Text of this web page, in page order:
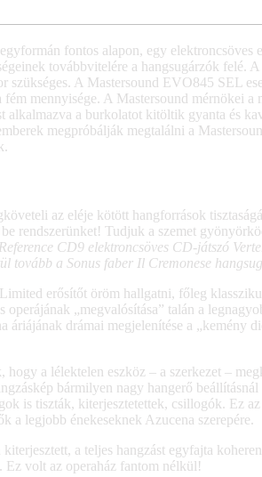
fontos alapon, egy
továbbvitelére a hangsugárzók
szükséges. A Mastersound EVO845 SEL
mennyisége. A Mastersound mérnökei
alkalmazva a burkolatot kitöltik gyanta és
megpróbálják megtalálni a
az eléje kötött hangforrások
rendszerünket! Tudjuk a szemet
CD9 elektroncsöves CD-játszó
tovább a Sonus faber Il Cremonese
erősítőt öröm hallgatni, főleg
„megvalósítása” talán a
áriájának drámai megjelenítése a „kemény
a lélektelen eszköz – a szerkezet –
bármilyen nagy hangerő
is tiszták, kiterjesztetettek, csillogók.
a legjobb énekeseknek Azucena szerepére.
a teljes hangzást egyfajta
Ez volt az operaház fantom nélkül!